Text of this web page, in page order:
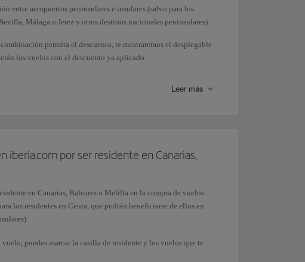
entre aeropuertos peninsulares e insulares (salvo para los
Málaga o Jerez y otros destinos nacionales peninsulares).
permita el descuento, te mostraremos el desplegable
los vuelos con el descuento ya aplicado.
Leer más
iberia.com por ser residente en Canarias,
en Canarias, Baleares o Melilla en la compra de vuelos
los residentes en Ceuta, que podrán beneficiarse de ellos en
puedes marcar la casilla de residente y los vuelos que te